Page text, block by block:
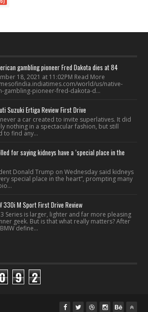
gambling pioneer Fred Dakota dies at 84
18, 2021 at 11:02PM Read More
world/us/native-
gambling-pioneer-fred-dakota-d...
Suzuki Ertiga Review First Drive
a car created to invite superlatives. It did
nothing in a spectacular fashion, but still
to find any...
for saying kidneys have a ‘special place in the
Donald Trump on Wednesday said kidneys
special place in the heart”, prompting many
330i M Sport First Drive Review
Series is larger, lighter and far more pleasing
geek. But is that what really matters? After
define...
9 2